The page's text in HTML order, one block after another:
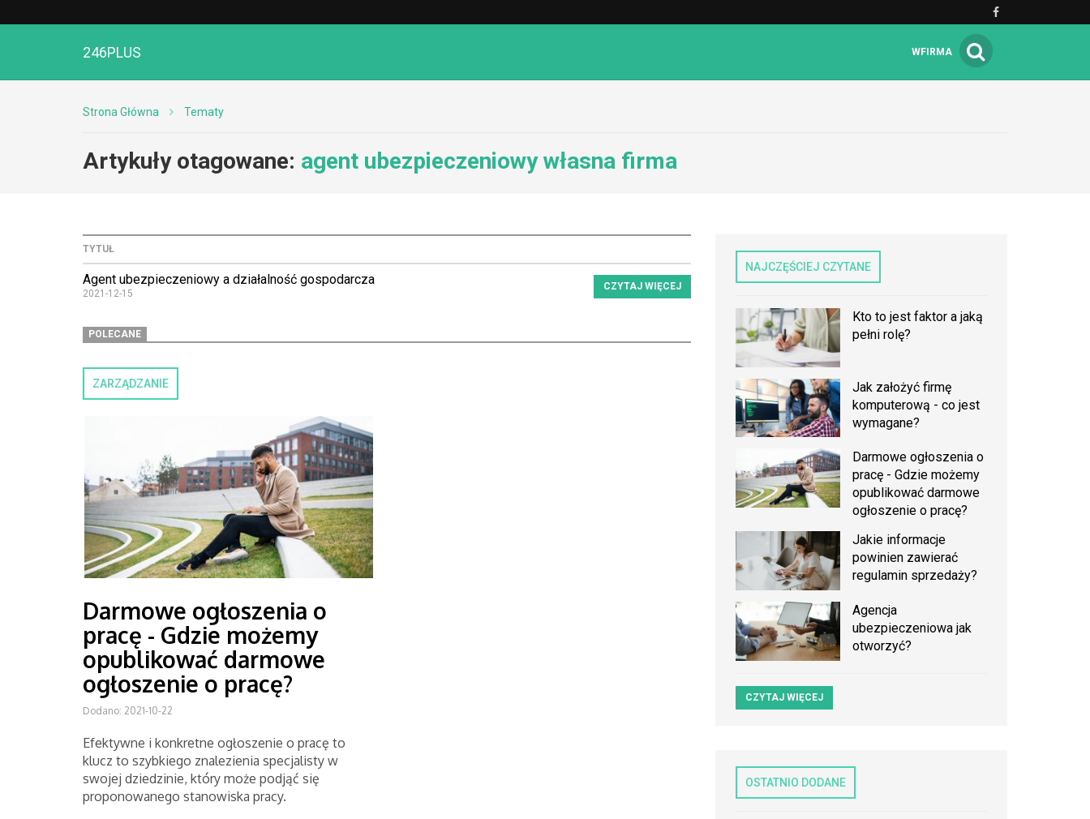
246PLUS WFIRMA
Strona Główna Tematy
Artykuły otagowane: agent ubezpieczeniowy własna firma
TYTUŁ
Agent ubezpieczeniowy a działalność gospodarcza
2021-12-15
CZYTAJ WIĘCEJ
POLECANE
ZARZĄDZANIE
Darmowe ogłoszenia o
pracę - Gdzie możemy
opublikować darmowe
ogłoszenie o pracę?
Dodano: 2021-10-22
Efektywne i konkretne ogłoszenie o pracę to
klucz to szybkiego znalezienia specjalisty w
swojej dziedzinie, który może podjąć się
proponowanego stanowiska pracy.
NAJCZĘŚCIEJ CZYTANE
Kto to jest faktor a jaką
pełni rolę?
Jak założyć firmę
komputerową - co jest
wymagane?
Darmowe ogłoszenia o
pracę - Gdzie możemy
opublikować darmowe
ogłoszenie o pracę?
Jakie informacje
powinien zawierać
regulamin sprzedaży?
Agencja
ubezpieczeniowa jak
otworzyć?
CZYTAJ WIĘCEJ
OSTATNIO DODANE